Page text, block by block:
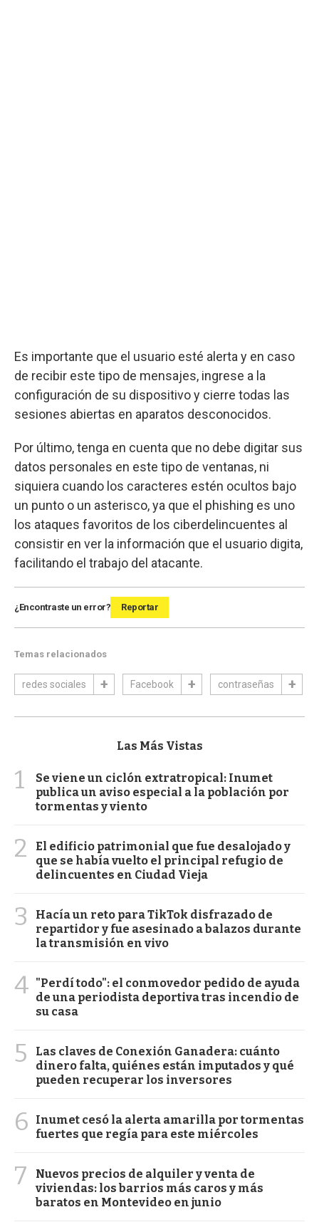
Es importante que el usuario esté alerta y en caso
de recibir este tipo de mensajes, ingrese a la
configuración de su dispositivo y cierre todas las
sesiones abiertas en aparatos desconocidos.
Por último, tenga en cuenta que no debe digitar sus
datos personales en este tipo de ventanas, ni
siquiera cuando los caracteres estén ocultos bajo
un punto o un asterisco, ya que el phishing es uno
los ataques favoritos de los ciberdelincuentes al
consistir en ver la información que el usuario digita,
facilitando el trabajo del atacante.
¿Encontraste un error? Reportar
Temas relacionados
redes sociales Facebook contraseñas
Las Más Vistas
1
Se viene un ciclón extratropical: Inumet
publica un aviso especial a la población por
tormentas y viento
2
El edificio patrimonial que fue desalojado y
que se había vuelto el principal refugio de
delincuentes en Ciudad Vieja
3
Hacía un reto para TikTok disfrazado de
repartidor y fue asesinado a balazos durante
la transmisión en vivo
4 "Perdí todo": el conmovedor pedido de ayuda
de una periodista deportiva tras incendio de
su casa
5
Las claves de Conexión Ganadera: cuánto
dinero falta, quiénes están imputados y qué
pueden recuperar los inversores
6
Inumet cesó la alerta amarilla por tormentas
fuertes que regía para este miércoles
7
Nuevos precios de alquiler y venta de
viviendas: los barrios más caros y más
baratos en Montevideo en junio